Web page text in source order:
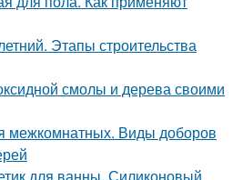
Этапы строительства
смолы и дерева своими
межкомнатных. Виды доборов
для ванны. Силиконовый